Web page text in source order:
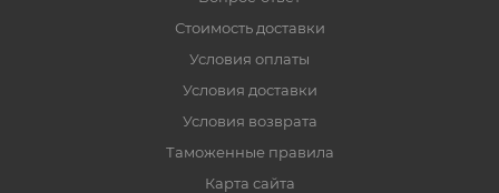
Стоимость доставки
Условия оплаты
Условия доставки
Условия возврата
Таможенные правила
Карта сайта